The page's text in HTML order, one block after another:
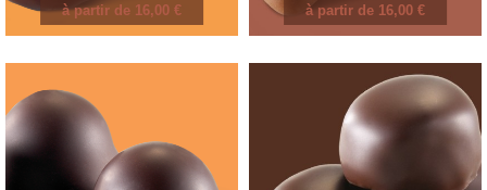
à partir de 16,00 € à partir de 16,00 €